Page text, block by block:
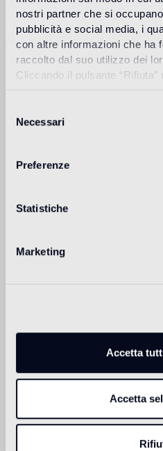
nostri partner che si
pubblicità e social media, i
con altre informazioni che ha
raccolto dal suo utilizzo dei
Cliccando il pulsante
tecnici.
delNecessari
Preferenze
Statistiche
Marketing
Accetta
Accetta
Utilisation prévue
Sol intérieur
Sol extérieur
adatto
1adatto anche per pavimenti
Informations sur le